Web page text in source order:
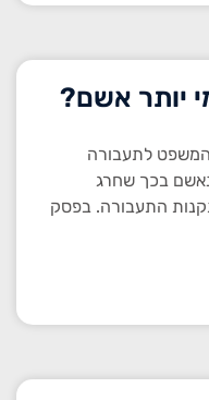
יותר אשם?
המשפט לתעבורה
בכך שחרג
התעבורה. בפסק